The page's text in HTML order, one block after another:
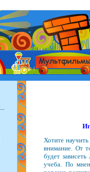
Хотите
внимание. От
будет
учеба. По